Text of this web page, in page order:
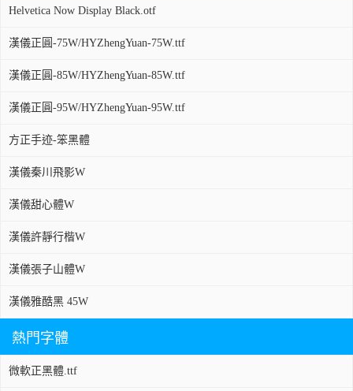
Helvetica Now Display Black.otf
漢儀正圓-75W/HYZhengYuan-75W.ttf
漢儀正圓-85W/HYZhengYuan-85W.ttf
漢儀正圓-95W/HYZhengYuan-95W.ttf
方正手迹-笨黑體
漢儀秦川飛影W
漢儀甜心體W
漢儀許靜行楷W
漢儀張子山體W
漢儀雅酷黑 45W
熱門字體
微軟正黑體.ttf